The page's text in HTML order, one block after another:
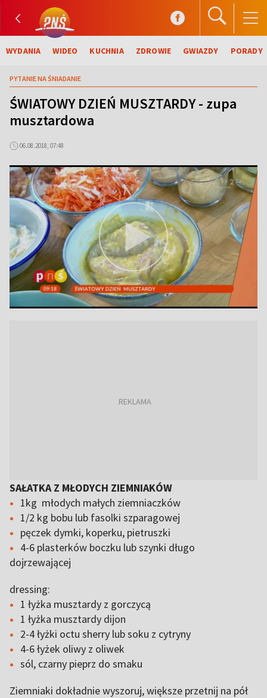
WYDANIA WIDEO KUCHNIA ZDROWIE GWIAZDY PORADY
PYTANIE NA ŚNIADANIE
ŚWIATOWY DZIEŃ MUSZTARDY - zupa
musztardowa
06.08.2018, 07:48
SAŁATKA Z MŁODYCH ZIEMNIAKÓW
1kg młodych małych ziemniaczków
1/2 kg bobu lub fasolki szparagowej
pęczek dymki, koperku, pietruszki
4-6 plasterków boczku lub szynki długo
dojrzewającej
dressing:
1 łyżka musztardy z gorczycą
1 łyżka musztardy dijon
2-4 łyżki octu sherry lub soku z cytryny
4-6 łyżek oliwy z oliwek
sól, czarny pieprz do smaku
Ziemniaki dokładnie wyszoruj, większe przetnij na pół